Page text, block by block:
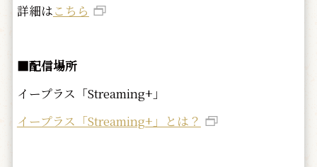
詳細はこちら
■配信場所
イープラス「Streaming+」
イープラス「Streaming+」とは？